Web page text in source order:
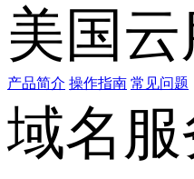
美国
产品简介 操作指南 常见问题
域名服